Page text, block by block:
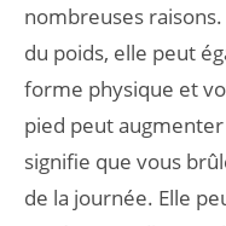
nombreuses
du poids, elle peut
forme physique et
pied peut
signifie que vous
de la journée. Elle